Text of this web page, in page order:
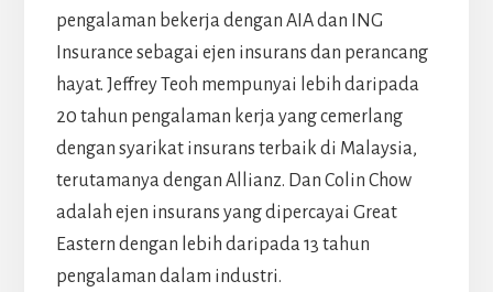
pengalaman bekerja dengan AIA dan ING
Insurance sebagai ejen insurans dan perancang
hayat. Jeffrey Teoh mempunyai lebih daripada
20 tahun pengalaman kerja yang cemerlang
dengan syarikat insurans terbaik di Malaysia,
terutamanya dengan Allianz. Dan Colin Chow
adalah ejen insurans yang dipercayai Great
Eastern dengan lebih daripada 13 tahun
pengalaman dalam industri.